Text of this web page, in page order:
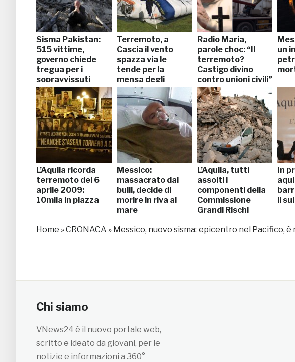
Sisma Pakistan:
515 vittime,
governo chiede
tregua per i
sopravvissuti
Terremoto, a
Cascia il vento
spazza via le
tende per la
mensa degli
sfollati
Radio Maria,
parole choc: “Il
terremoto?
Castigo divino
contro unioni civili”
un
L’Aquila ricorda
terremoto del 6
aprile 2009:
10mila in piazza
Messico:
massacrato dai
bulli, decide di
morire in riva al
mare
L’Aquila, tutti
assolti i
componenti della
Commissione
Grandi Rischi
In
il
Home »CRONACA » Messico, nuovo sisma: epicentro nel Pacifico, è
Chi siamo
VNews24 è il nuovo portale web,
scritto e ideato da giovani, per le
notizie e informazioni a 360°